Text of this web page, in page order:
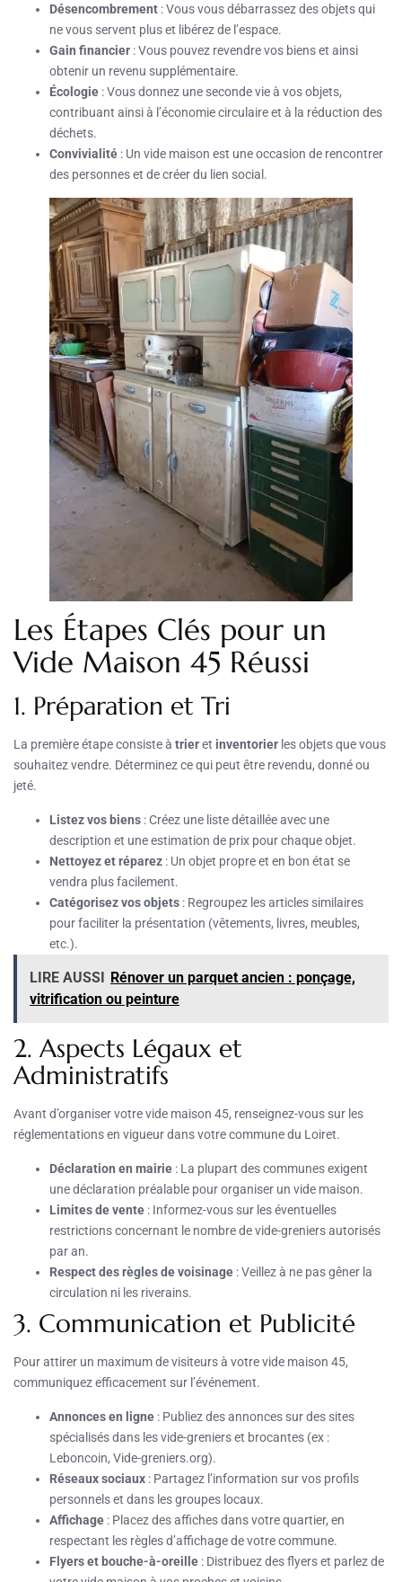
Désencombrement : Vous vous débarrassez des objets qui
ne vous servent plus et libérez de l’espace.
Gain financier : Vous pouvez revendre vos biens et ainsi
obtenir un revenu supplémentaire.
Écologie : Vous donnez une seconde vie à vos objets,
contribuant ainsi à l’économie circulaire et à la réduction des
déchets.
Convivialité : Un vide maison est une occasion de rencontrer
des personnes et de créer du lien social.
Les Étapes Clés pour un
Vide Maison 45 Réussi
1. Préparation et Tri
La première étape consiste à trieret inventorier les objets que vous
souhaitez vendre. Déterminez ce qui peut être revendu, donné ou
jeté.
Listez vos biens : Créez une liste détaillée avec une
description et une estimation de prix pour chaque objet.
Nettoyez et réparez : Un objet propre et en bon état se
vendra plus facilement.
Catégorisez vos objets : Regroupez les articles similaires
pour faciliter la présentation (vêtements, livres, meubles,
etc.).
LIRE AUSSI Rénover un parquet ancien : ponçage,
vitrification ou peinture
2. Aspects Légaux et
Administratifs
Avant d’organiser votre vide maison 45, renseignez-vous sur les
réglementations en vigueur dans votre commune du Loiret.
Déclaration en mairie : La plupart des communes exigent
une déclaration préalable pour organiser un vide maison.
Limites de vente : Informez-vous sur les éventuelles
restrictions concernant le nombre de vide-greniers autorisés
par an.
Respect des règles de voisinage : Veillez à ne pas gêner la
circulation ni les riverains.
3. Communication et Publicité
Pour attirer un maximum de visiteurs à votre vide maison 45,
communiquez efficacement sur l’événement.
Annonces en ligne : Publiez des annonces sur des sites
spécialisés dans les vide-greniers et brocantes (ex :
Leboncoin, Vide-greniers.org).
Réseaux sociaux : Partagez l’information sur vos profils
personnels et dans les groupes locaux.
Affichage : Placez des affiches dans votre quartier, en
respectant les règles d’affichage de votre commune.
Flyers et bouche-à-oreille : Distribuez des flyers et parlez de